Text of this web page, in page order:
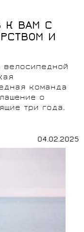
К ВАМ С
И
велосипедной
команда
о
три года.
04.02.2025